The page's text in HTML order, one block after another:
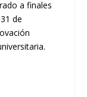
a finales
de